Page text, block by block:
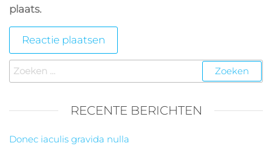
plaats.
Zoeken
naar:
RECENTE BERICHTEN
Donec iaculis gravida nulla